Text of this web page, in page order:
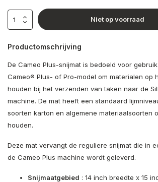
Niet op voorraad
Productomschrijving
De Cameo Plus-snijmat is bedoeld voor
Cameo® Plus- of Pro-model om materialen op
houden bij het verzenden van taken naar de
machine. De mat heeft een standaard
soorten karton en algemene materiaalsoorten
houden.
Deze mat vervangt de reguliere snijmat die in
de Cameo Plus machine wordt geleverd.
Snijmaatgebied : 14 inch breedte x 15